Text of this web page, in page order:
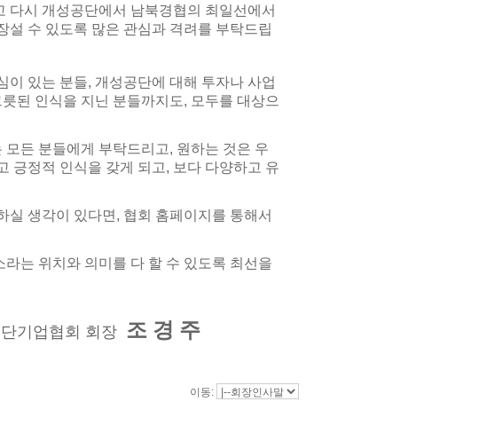
다시 개성공단에서 남북경협의 최일선에서
설 수 있도록 많은 관심과 격려를 부탁드립
이 있는 분들, 개성공단에 대해 투자나 사업
된 인식을 지닌 분들까지도, 모두를 대상으
든 분들에게 부탁드리고, 원하는 것은 우
긍정적 인식을 갖게 되고, 보다 다양하고 유
실 생각이 있다면, 협회 홈페이지를 통해서
는 위치와 의미를 다 할 수 있도록 최선을
회장 조 경 주
이동: